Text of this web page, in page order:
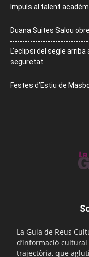
Impuls al talent
Duana Suites Salou
L’eclipsi del segle
seguretat
Festes d’Estiu de
La Guia de Reus
d’informació
trajectòria, que